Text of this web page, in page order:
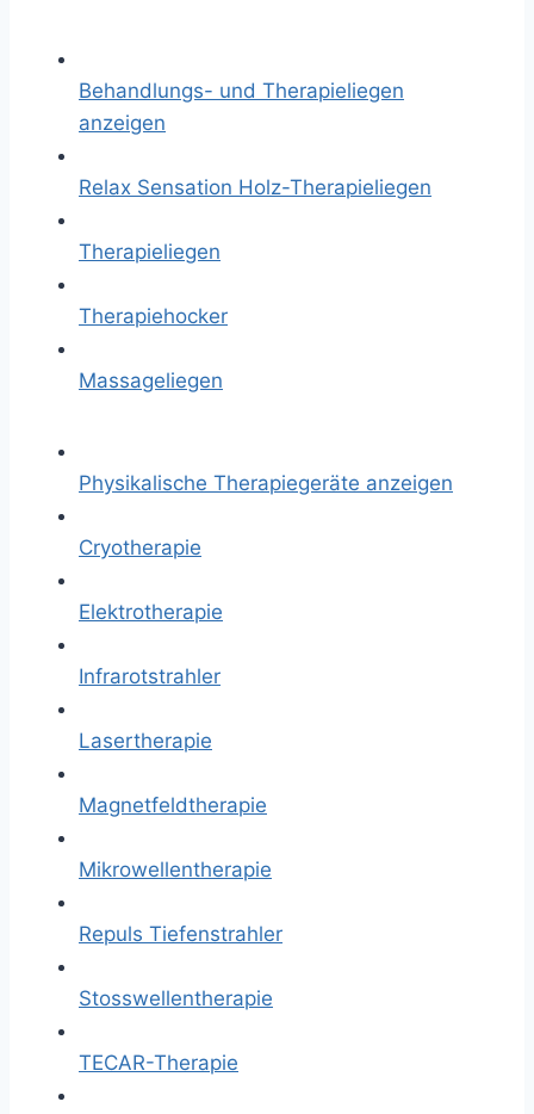
Behandlungs- und Therapieliegen
anzeigen
Relax Sensation Holz-Therapieliegen
Therapieliegen
Therapiehocker
Massageliegen
Physikalische Therapiegeräte anzeigen
Cryotherapie
Elektrotherapie
Infrarotstrahler
Lasertherapie
Magnetfeldtherapie
Mikrowellentherapie
Repuls Tiefenstrahler
Stosswellentherapie
TECAR-Therapie